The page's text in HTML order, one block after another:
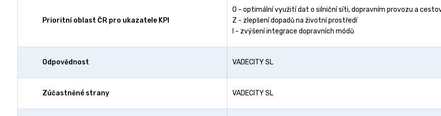
Prioritní oblast ČR pro ukazatele KPI
O - optimální využití dat o silniční síti, dopravním provozu a
Z - zlepšení dopadů na životní prostředí
I - zvýšení integrace dopravních módů
Odpovědnost VADECITY SL
Zúčastněné strany VADECITY SL